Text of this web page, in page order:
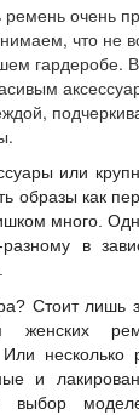
очень
что не
гардеробе.
или
образы как
много.
в
Стоит лишь
женских
несколько
и
выбор